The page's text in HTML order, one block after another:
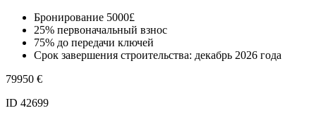
Бронирование 5000£
25% первоначальный взнос
75% до передачи ключей
Срок завершения строительства: декабрь 2026 года
79950 €
ID 42699